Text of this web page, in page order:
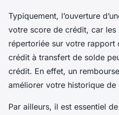
Typiquement, l’ouverture
votre score de crédit, car
répertoriée sur votre rapport
crédit à transfert de solde
crédit. En effet, un
améliorer votre historique
Par ailleurs, il est essentiel